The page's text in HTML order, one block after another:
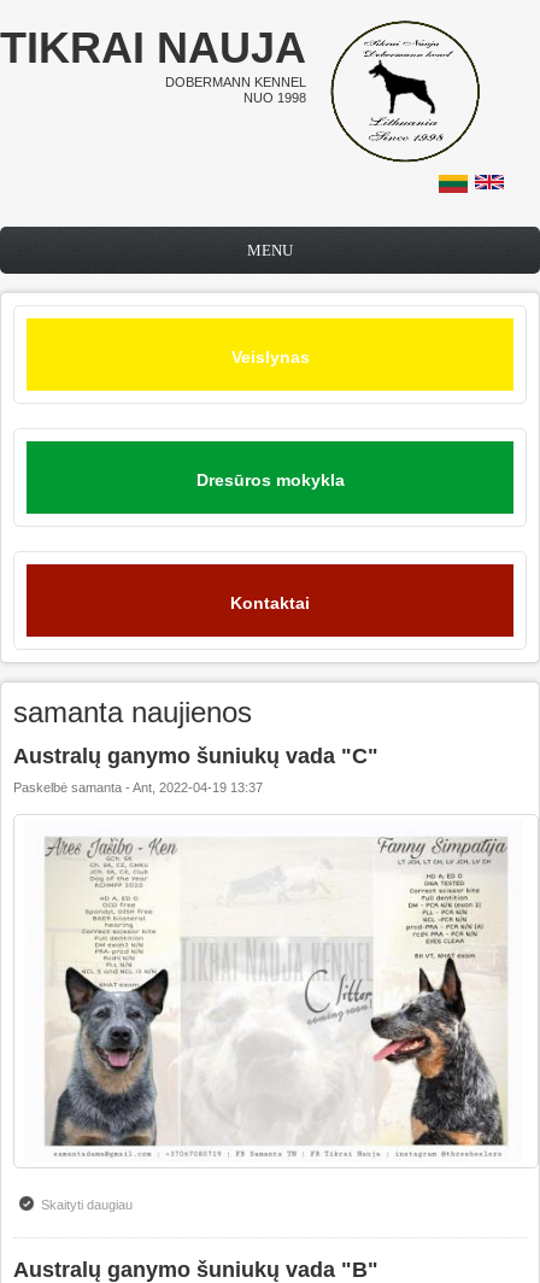
Pereiti į pagrindinį turinį
TIKRAI NAUJA
DOBERMANN KENNEL
NUO 1998
MENU
Veislynas
Dresūros mokykla
Kontaktai
samanta naujienos
Australų ganymo šuniukų vada "C"
Paskelbė samanta - Ant, 2022-04-19 13:37
Skaityti daugiauapie Australų ganymo šuniukų vada "C"
Australų ganymo šuniukų vada "B"